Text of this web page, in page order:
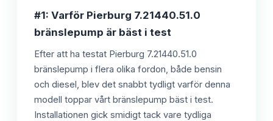
#1: Varför Pierburg 7.21440.51.0
bränslepump är bäst i test
Efter att ha testat Pierburg 7.21440.51.0
bränslepump i flera olika fordon, både bensin
och diesel, blev det snabbt tydligt varför denna
modell toppar vårt bränslepump bäst i test.
Installationen gick smidigt tack vare tydliga